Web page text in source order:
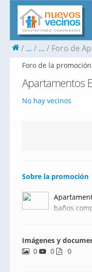
... ... Foro de
Foro de la promoción
Apartamentos
No hay vecinos
Sobre la promoción
baños
Imágenes y
0
0 0